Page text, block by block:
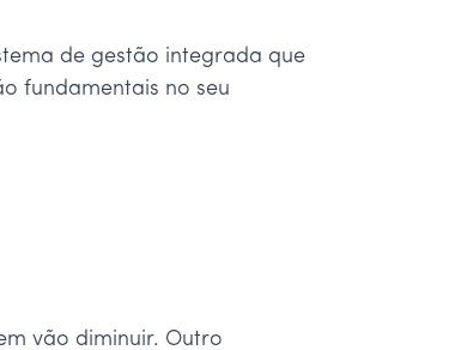
de gestão integrada que
fundamentais no seu
vão diminuir. Outro